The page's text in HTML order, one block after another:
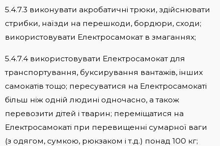
5.4.7.3 виконувати акробатичні трюки, здійснювати
стрибки, наїзди на перешкоди, бордюри, сходи;
використовувати Електросамокат в змаганнях;
5.4.7.4 використовувати Електросамокат для
транспортування, буксирування вантажів, інших
самокатів тощо; пересуватися на Електросамокаті
більш ніж одній людині одночасно, а також
перевозити дітей і тварин; переміщатися на
Електросамокаті при перевищенні сумарної ваги
(з одягом, сумкою, рюкзаком і т.д.) понад 100 кг;